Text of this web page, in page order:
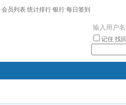
会员列表 统计排行 银行 每日签到
记住 找